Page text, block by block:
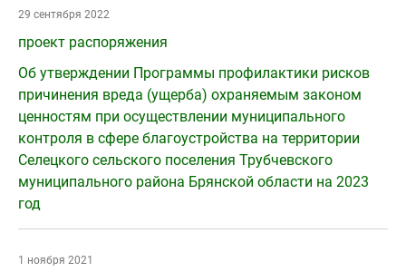
29 сентября 2022
проект распоряжения
Об утверждении Программы профилактики рисков
причинения вреда (ущерба) охраняемым законом
ценностям при осуществлении муниципального
контроля в сфере благоустройства на территории
Селецкого сельского поселения Трубчевского
муниципального района Брянской области на 2023
год
1 ноября 2021